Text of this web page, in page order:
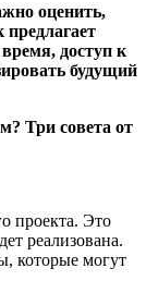
оценить,
доступ к
будущий
проекта. Это
реализована.
которые могут